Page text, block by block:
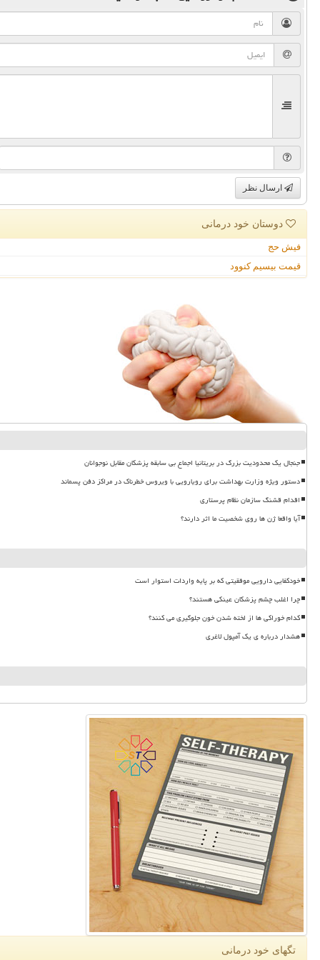
ارسال نظر
دوستان خود درمانی
فیش حج
قیمت بیسیم کنوود
جنجال یک محدودیت بزرگ در بریتانیا اجماع بی سابقه پزشکان مقابل نوجوانان
دستور ویژه وزارت بهداشت برای رویارویی با ویروس خطرناک در مراکز دفن پسماند
اقدام قشنگ سازمان نظام پرستاری
آیا واقعا ژن ها روی شخصیت ما اثر دارند؟
خودکفایی دارویی موفقیتی که بر پایه واردات استوار است
چرا اغلب چشم پزشکان عینکی هستند؟
کدام خوراکی ها از لخته شدن خون جلوگیری می کنند؟
هشدار درباره ی یک آمپول لاغری
تگهای خود درمانی